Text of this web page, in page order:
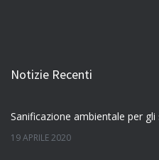
Notizie Recenti
19 APRILE 2020